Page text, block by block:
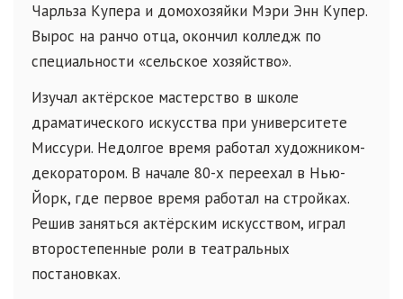
Чарльза Купера и домохозяйки Мэри Энн Купер.
Вырос на ранчо отца, окончил колледж по
специальности «сельское хозяйство».
Изучал актёрское мастерство в школе
драматического искусства при университете
Миссури. Недолгое время работал художником-
декоратором. В начале 80-х переехал в Нью-
Йорк, где первое время работал на стройках.
Решив заняться актёрским искусством, играл
второстепенные роли в театральных
постановках.